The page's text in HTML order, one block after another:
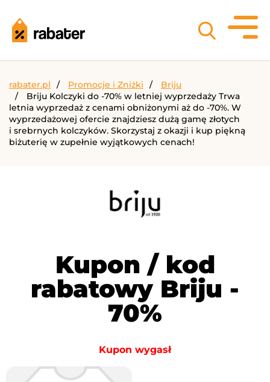
rabater.pl Promocje i Zniżki
Briju
Briju Kolczyki do -70% w letniej wyprzedaży Trwa
letnia wyprzedaż z cenami obniżonymi aż do -70%. W
wyprzedażowej ofercie znajdziesz dużą gamę złotych
i srebrnych kolczyków. Skorzystaj z okazji i kup piękną
biżuterię w zupełnie wyjątkowych cenach!
Kupon / kod
rabatowy Briju -
70%
Kupon wygasł